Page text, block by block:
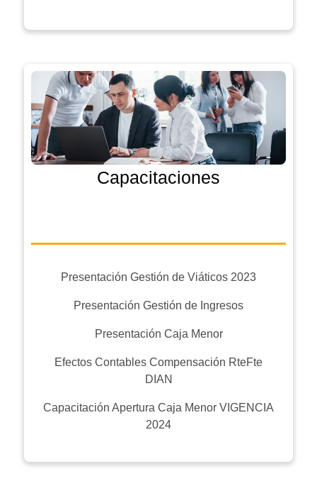
Capacitaciones
Presentación Gestión de Viáticos 2023
Presentación Gestión de Ingresos
Presentación Caja Menor
Efectos Contables Compensación RteFte
DIAN
Capacitación Apertura Caja Menor VIGENCIA
2024